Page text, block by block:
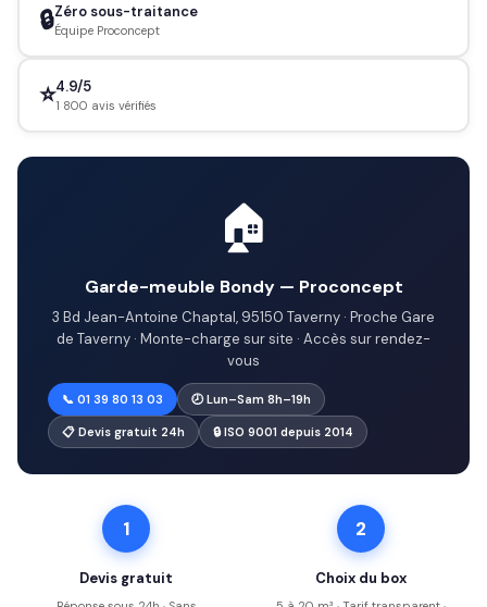
🔒Zéro sous-traitance
Équipe Proconcept
⭐4.9/5
1 800 avis vérifiés
🏠
Garde-meuble Bondy — Proconcept
3 Bd Jean-Antoine Chaptal, 95150 Taverny · Proche Gare
de Taverny · Monte-charge sur site · Accès sur rendez-
vous
📞 01 39 80 13 03 🕗 Lun–Sam 8h–19h
📋 Devis gratuit 24h 🔒 ISO 9001 depuis 2014
1
Devis gratuit
2
Choix du box